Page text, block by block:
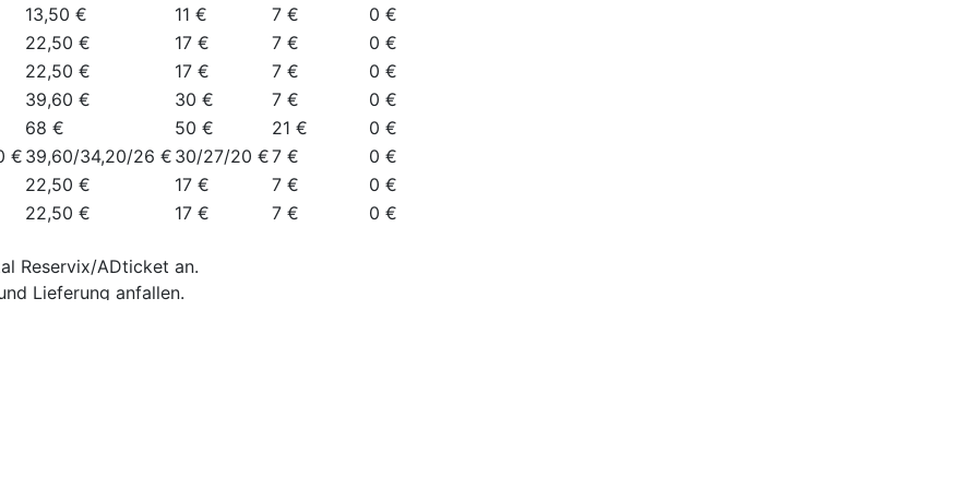
13,50 € 11 € 7 €
0 €
22,50 €
17 € 7 €
0 €
22,50 €
17 € 7 €
0 €
39,60 €
30 € 7 €
0 €
68 €
50 € 21 €
0 €
€ 39,60/34,20/26 € 30/27/20 €7 €
0 €
22,50 €
17 € 7 €
0 €
22,50 €
17 € 7 € 0 €
Reservix/ADticket an.
Lieferung anfallen.